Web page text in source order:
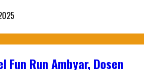
Fun Run Ambyar, Dosen